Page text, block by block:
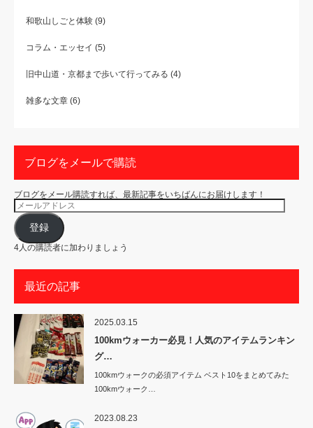
和歌山しごと体験 (9)
コラム・エッセイ (5)
旧中山道・京都まで歩いて行ってみる (4)
雑多な文章 (6)
ブログをメールで購読
ブログをメール購読すれば、最新記事をいちばんにお届けします！
メ
ー
ル
ア
ド
レ
ス
登録
4人の購読者に加わりましょう
最近の記事
2025.03.15
100kmウォーカー必見！人気のアイテムランキン
グ…
100kmウォークの必須アイテム ベスト10をまとめてみた
100kmウォーク…
2023.08.23